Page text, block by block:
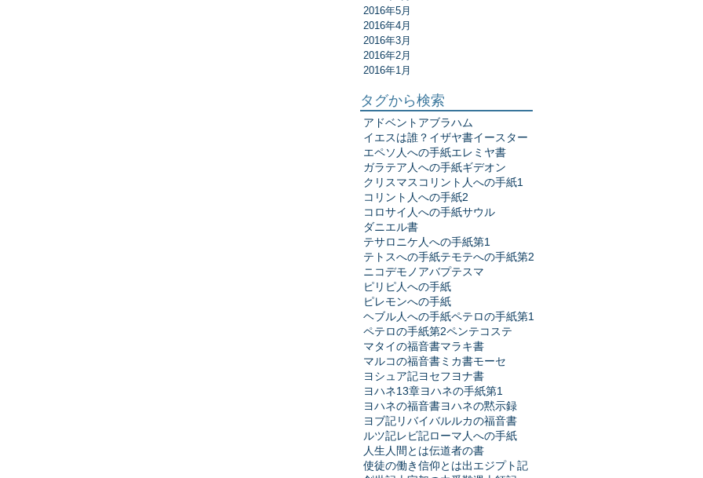
2016年5月
2016年4月
2016年3月
2016年2月
2016年1月
タグから検索
アドベント アブラハム
イエスは誰？ イザヤ書イースター
エペソ人への手紙エレミヤ書
ガラテア人への手紙ギデオン
クリスマス コリント人への手紙1
コリント人への手紙2
コロサイ人への手紙サウル
ダニエル書
テサロニケ人への手紙第1
テトスへの手紙テモテへの手紙第2
ニコデモ ノアバプテスマ
ピリピ人への手紙
ピレモンへの手紙
ヘブル人への手紙ペテロの手紙第1
ペテロの手紙第2ペンテコステ
マタイの福音書マラキ書
マルコの福音書ミカ書モーセ
ヨシュア記ヨセフヨナ書
ヨハネ13章ヨハネの手紙第1
ヨハネの福音書ヨハネの黙示録
ヨブ記リバイバルルカの福音書
ルツ記レビ記ローマ人への手紙
人生 人間とは伝道者の書
使徒の働き信仰とは出エジプト記